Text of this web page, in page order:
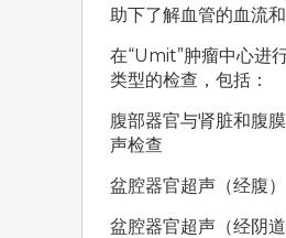
助下了解血管的血流和
在“Umit”肿瘤中心进
类型的检查，包括：
腹部器官与肾脏和腹
声检查
盆腔器官超声（经腹）
盆腔器官超声（经阴道